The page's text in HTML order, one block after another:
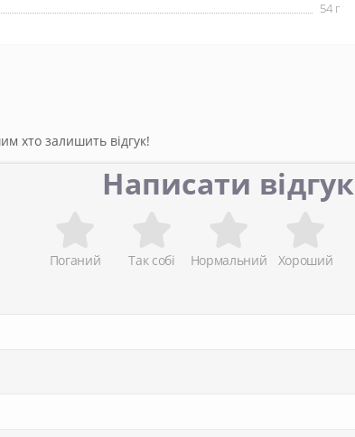
54 г
хто залишить відгук!
Написати відгук
Поганий Так собі Нормальний Хороший